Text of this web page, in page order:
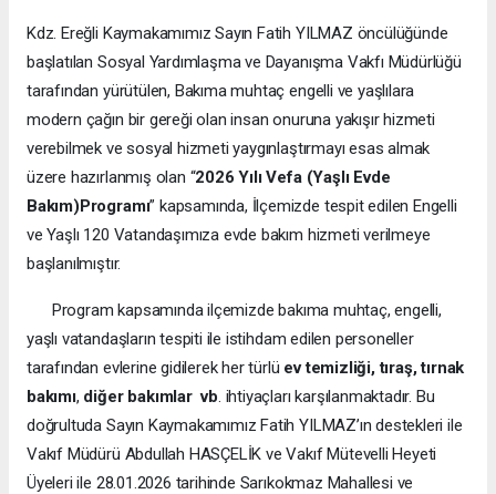
Kdz. Ereğli Kaymakamımız Sayın Fatih YILMAZ öncülüğünde
başlatılan Sosyal Yardımlaşma ve Dayanışma Vakfı Müdürlüğü
tarafından yürütülen, Bakıma muhtaç engelli ve yaşlılara
modern çağın bir gereği olan insan onuruna yakışır hizmeti
verebilmek ve sosyal hizmeti yaygınlaştırmayı esas almak
üzere hazırlanmış olan “2026 Yılı Vefa (Yaşlı Evde
Bakım)Programı” kapsamında, İlçemizde tespit edilen Engelli
ve Yaşlı 120 Vatandaşımıza evde bakım hizmeti verilmeye
başlanılmıştır.
Program kapsamında ilçemizde bakıma muhtaç, engelli,
yaşlı vatandaşların tespiti ile istihdam edilen personeller
tarafından evlerine gidilerek her türlü ev temizliği, tıraş, tırnak
bakımı, diğer bakımlar vb. ihtiyaçları karşılanmaktadır. Bu
doğrultuda Sayın Kaymakamımız Fatih YILMAZ’ın destekleri ile
Vakıf Müdürü Abdullah HASÇELİK ve Vakıf Mütevelli Heyeti
Üyeleri ile 28.01.2026 tarihinde Sarıkokmaz Mahallesi ve